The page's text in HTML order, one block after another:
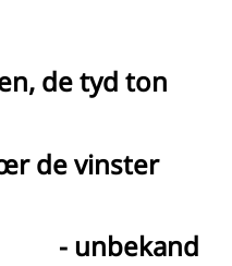
de tyd ton
de vinster
- unbekand